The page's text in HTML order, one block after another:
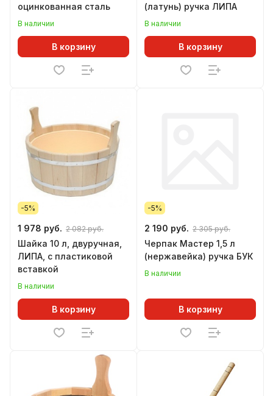
оцинкованная сталь
В наличии
В корзину
(латунь) ручка ЛИПА
В наличии
В корзину
-5%
1 978 руб. 2 082 руб.
Шайка 10 л, двуручная,
ЛИПА, с пластиковой
вставкой
В наличии
В корзину
-5%
2 190 руб. 2 305 руб.
Черпак Мастер 1,5 л
(нержавейка) ручка БУК
В наличии
В корзину